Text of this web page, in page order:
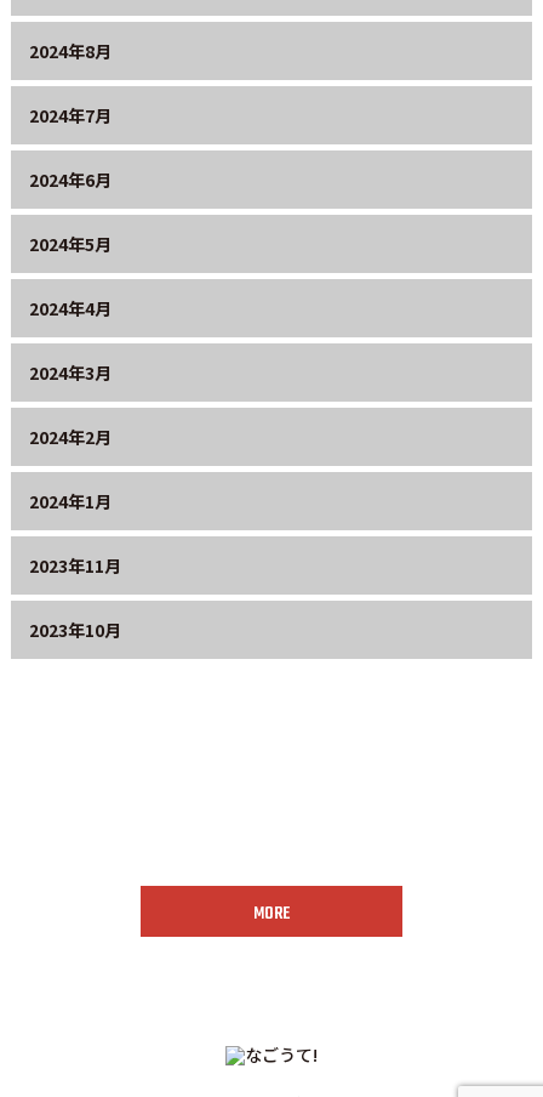
2024年8月
2024年7月
2024年6月
2024年5月
2024年4月
2024年3月
2024年2月
2024年1月
2023年11月
2023年10月
MORE